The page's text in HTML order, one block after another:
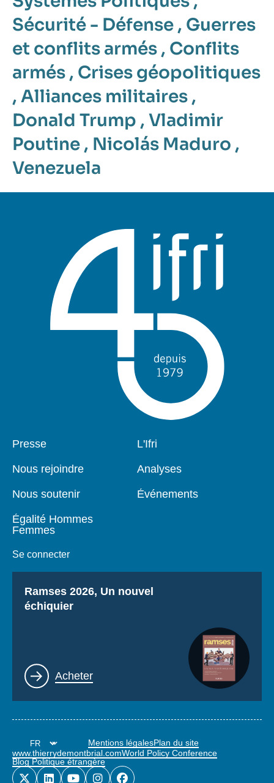
Sécurité - Défense , Guerres
et conflits armés , Conflits
armés , Crises géopolitiques
, Alliances militaires ,
Donald Trump , Vladimir
Poutine , Nicolás Maduro ,
Venezuela
Pied
Presse
Nous rejoindre
Nous soutenir
Égalité Hommes
Femmes
Se connecter
Navigation
L'Ifri
Analyses
Événements
Titre
Ramses 2026, Un nouvel
échiquier
Lien
Acheter
Mentions légalesPlan du site
www.thierrydemontbrial.comWorld Policy Conference
Blog Politique étrangère